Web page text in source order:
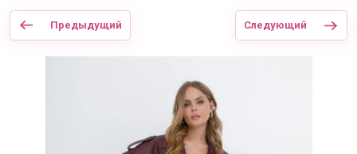
Предыдущий Следующий